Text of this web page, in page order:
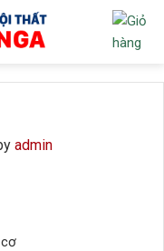
admin